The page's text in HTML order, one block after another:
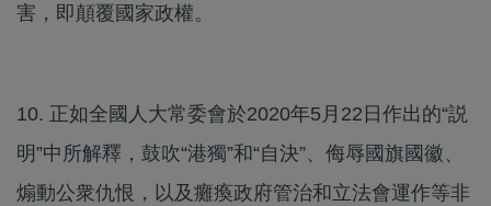
害，即顛覆國家政權。
10. 正如全國人大常委會於2020年5月22日作出的“説
明”中所解釋，鼓吹“港獨”和“自決”、侮辱國旗國徽、
煽動公衆仇恨，以及癱瘓政府管治和立法會運作等非